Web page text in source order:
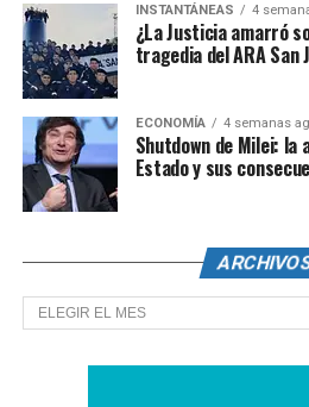
INSTANTÁNEAS 4
¿La Justicia amarró
tragedia del ARA San
ECONOMÍA 4 semanas
Shutdown de Milei:
Estado y sus
Archivos